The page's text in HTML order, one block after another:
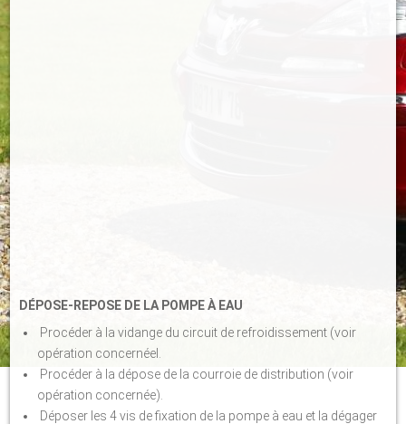
DÉPOSE-REPOSE DE LA POMPE À EAU
Procéder à la vidange du circuit de refroidissement (voir
opération concernéel.
Procéder à la dépose de la courroie de distribution (voir
opération concernée).
Déposer les 4 vis de fixation de la pompe à eau et la dégager